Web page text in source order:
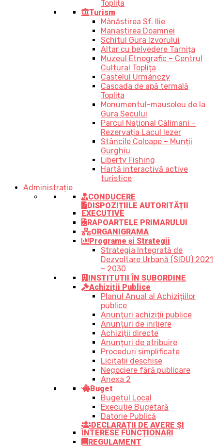
Toplița
Turism
Mânăstirea Sf. Ilie
Manastirea Doamnei
Schitul Gura Izvorului
Altar cu belvedere Tarnița
Muzeul Etnografic – Centrul
Cultural Toplița
Castelul Urmánczy
Cascada de apă termală
Toplița
Monumentul-mausoleu de la
Gura Secului
Parcul Național Călimani –
Rezervația Lacul Iezer
Stâncile Coloape – Munții
Gurghiu
Liberty Fishing
Hartă interactivă active
turistice
Administrație
CONDUCERE
DISPOZIȚIILE AUTORITĂȚII
EXECUTIVE
RAPOARTELE PRIMARULUI
ORGANIGRAMA
Programe și Strategii
Strategia Integrată de
Dezvoltare Urbană (SIDU) 2021
– 2030
INSTITUȚII ÎN SUBORDINE
Achiziții Publice
Planul Anual al Achizițiilor
publice
Anunțuri achiziții publice
Anunțuri de inițiere
Achiziții directe
Anunțuri de atribuire
Proceduri simplificate
Licitații deschise
Negociere fără publicare
Anexa 2
Buget
Bugetul Local
Execuție Bugetară
Datorie Publică
DECLARAȚII DE AVERE ȘI
INTERESE FUNCȚIONARI
REGULAMENT